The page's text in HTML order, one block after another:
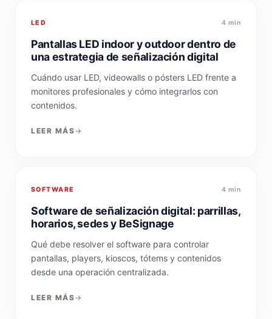
LED 4 min
Pantallas LED indoor y outdoor dentro de
una estrategia de señalización digital
Cuándo usar LED, videowalls o pósters LED frente a
monitores profesionales y cómo integrarlos con
contenidos.
LEER MÁS
SOFTWARE 4 min
Software de señalización digital: parrillas,
horarios, sedes y BeSignage
Qué debe resolver el software para controlar
pantallas, players, kioscos, tótems y contenidos
desde una operación centralizada.
LEER MÁS